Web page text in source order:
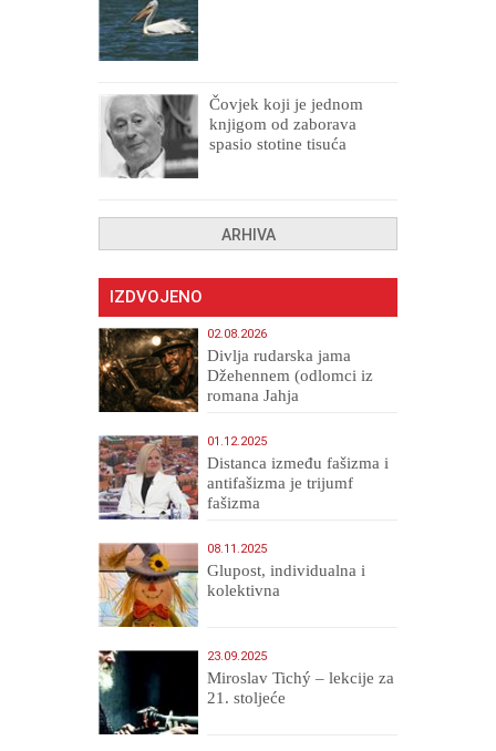
Čovjek koji je jednom
knjigom od zaborava
spasio stotine tisuća
ARHIVA
IZDVOJENO
02.08.2026
Divlja rudarska jama
Džehennem (odlomci iz
romana Jahja
01.12.2025
Distanca između fašizma i
antifašizma je trijumf
fašizma
08.11.2025
Glupost, individualna i
kolektivna
23.09.2025
Miroslav Tichý – lekcije za
21. stoljeće